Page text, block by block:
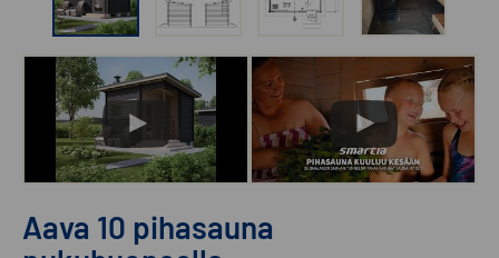
Aava 10 pihasauna